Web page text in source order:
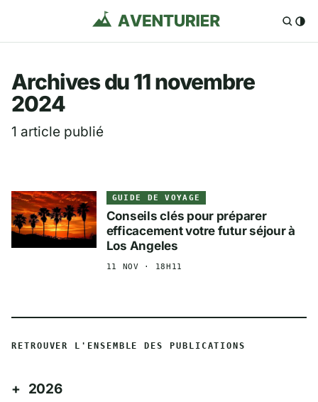
Aventurier.fr —
Archives du 11 novembre
2024
1 article publié
GUIDE DE VOYAGE
Conseils clés pour préparer
efficacement votre futur séjour à
Los Angeles
11 NOV · 18H11
RETROUVER L'ENSEMBLE DES PUBLICATIONS
2026